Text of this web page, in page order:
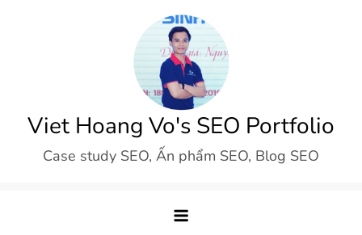
Viet Hoang Vo's SEO Portfolio
Case study SEO, Ấn phẩm SEO, Blog SEO